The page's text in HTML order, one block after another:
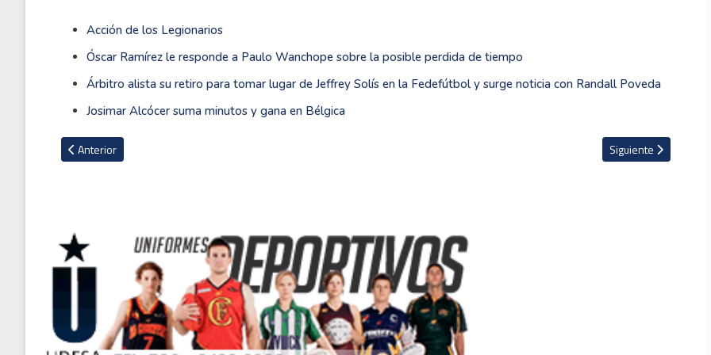
Acción de los Legionarios
Óscar Ramírez le responde a Paulo Wanchope sobre la posible perdida de tiempo
Árbitro alista su retiro para tomar lugar de Jeffrey Solís en la Fedefútbol y surge noticia con Randall Poveda
Josimar Alcócer suma minutos y gana en Bélgica
Artículo anterior: Defensa neerlandés nacionalizado español deja la Premier League para jugar con el Real Madrid
Anterior Artículo siguiente:
Siguiente